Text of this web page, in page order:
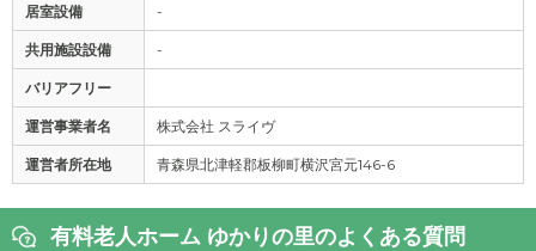
居室設備 -
共用施設設備 -
バリアフリー
運営事業者名 株式会社 スライヴ
運営者所在地 青森県北津軽郡板柳町横沢宮元146-6
有料老人ホーム ゆかりの里のよくある質問